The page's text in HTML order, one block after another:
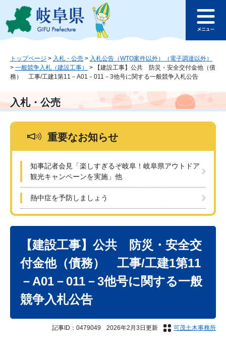
ジ
ュ
本
文
このページの本文へ
ュ
トップページ > 入札・公売 > 入札公告（WTO案件以外）（電子調達以外）
> 一般競争入札（建設工事） >
【建設工事】公共 防災・安全交付金他（債
務） 工事/工建1第11－A01－011－3他号に関する一般競争入札公告
入札・公売
重要なお知らせ
知事記者会見「楽しすぎるぞ岐阜！岐阜県アウトドア
観光キャンペーンを実施」他
熱中症を予防しましょう
【建設工事】公共 防災・安全交
付金他（債務） 工事/工建1第11
－A01－011－3他号に関する一般
競争入札公告
記事ID：0479049 2026年2月3日更新 可茂土木事務所